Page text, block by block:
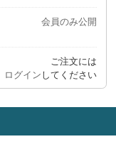
会員のみ公開
ご注文には
ログイン してください